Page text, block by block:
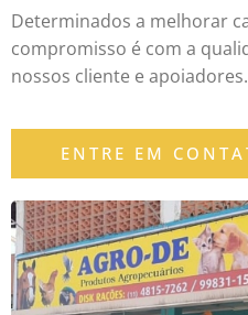
Determinados a melhorar
compromisso é com a
nossos cliente e apoiadores.
ENTRE EM